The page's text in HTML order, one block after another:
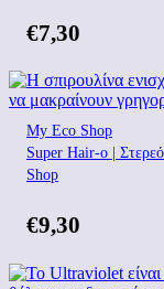
€7,30
My Eco Shop
Super Hair-o |
Shop
€9,30